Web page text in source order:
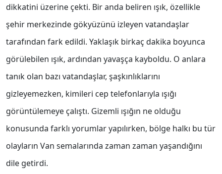
dikkatini üzerine çekti. Bir anda beliren ışık, özellikle
şehir merkezinde gökyüzünü izleyen vatandaşlar
tarafından fark edildi. Yaklaşık birkaç dakika boyunca
görülebilen ışık, ardından yavaşça kayboldu. O anlara
tanık olan bazı vatandaşlar, şaşkınlıklarını
gizleyemezken, kimileri cep telefonlarıyla ışığı
görüntülemeye çalıştı. Gizemli ışığın ne olduğu
konusunda farklı yorumlar yapılırken, bölge halkı bu tür
olayların Van semalarında zaman zaman yaşandığını
dile getirdi.